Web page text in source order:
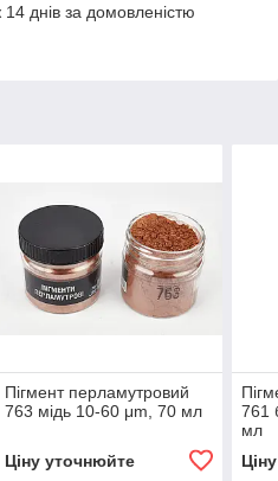
днів за домовленістю
Пігмент перламутровий
763 мідь 10-60 μm, 70 мл
Ціну уточнюйте
761
мл